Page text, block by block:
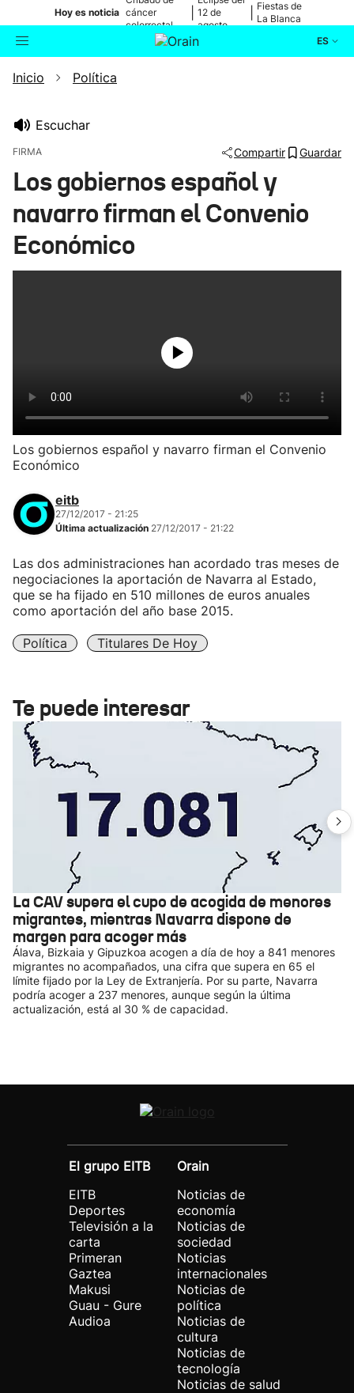
Hoy es noticia cáncer
colorrectal
12 de
agosto
Fiestas de
La Blanca
ES
Buscador
Ikusmiran
Inicio Política
Escuchar
FIRMA Compartir Guardar
Los gobiernos español y
navarro firman el Convenio
Económico
Los gobiernos español y navarro firman el Convenio
Económico
eitb
27/12/2017 - 21:25
Última actualización 27/12/2017 - 21:22
Las dos administraciones han acordado tras meses de
negociaciones la aportación de Navarra al Estado,
que se ha fijado en 510 millones de euros anuales
como aportación del año base 2015.
Política Titulares De Hoy
Te puede interesar
La CAV supera el cupo de acogida de menores
migrantes, mientras Navarra dispone de
margen para acoger más
Álava, Bizkaia y Gipuzkoa acogen a día de hoy a 841 menores
migrantes no acompañados, una cifra que supera en 65 el
límite fijado por la Ley de Extranjería. Por su parte, Navarra
podría acoger a 237 menores, aunque según la última
actualización, está al 30 % de capacidad.
El grupo EITB
EITB
Deportes
Televisión a la
carta
Primeran
Gaztea
Makusi
Guau - Gure
Audioa
Orain
Noticias de
economía
Noticias de
sociedad
Noticias
internacionales
Noticias de
política
Noticias de
cultura
Noticias de
tecnología
Noticias de salud